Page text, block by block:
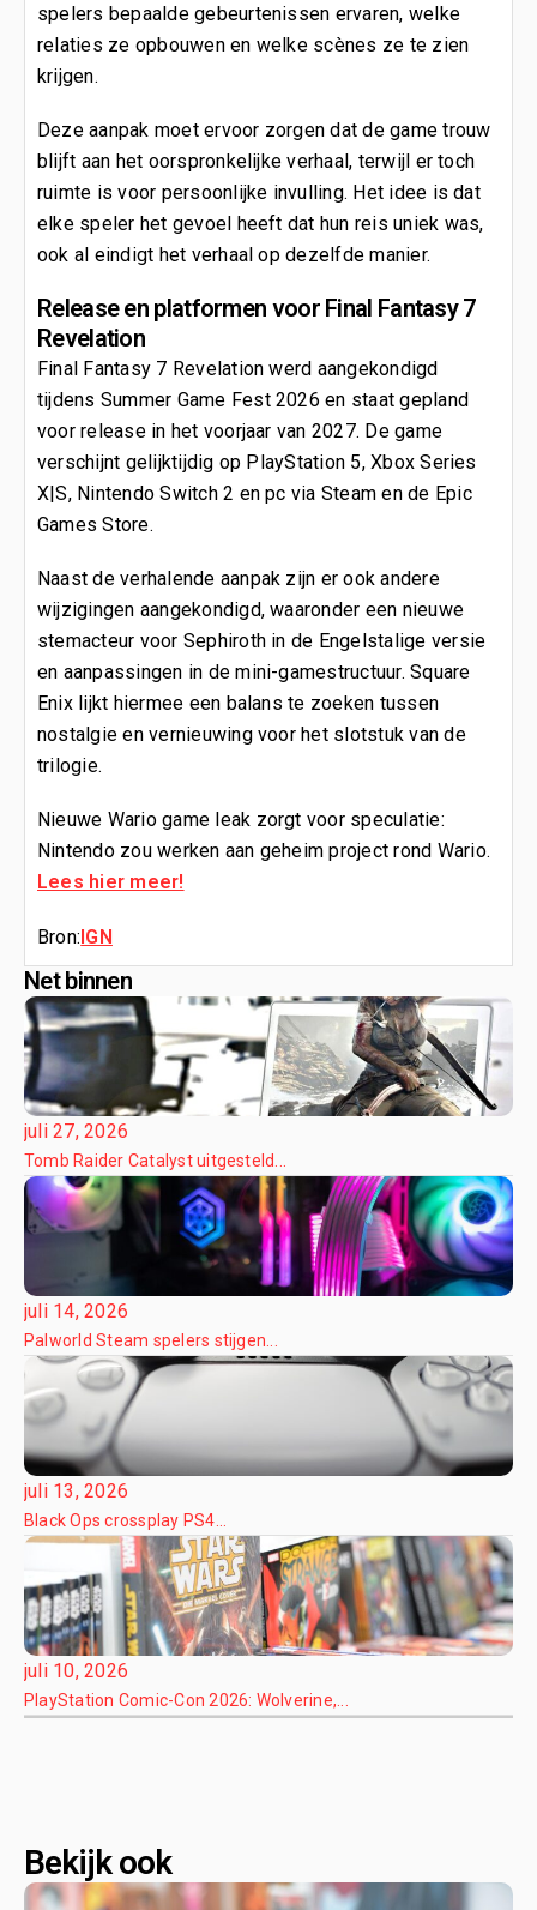
spelers bepaalde gebeurtenissen ervaren, welke
relaties ze opbouwen en welke scènes ze te zien
krijgen.
Deze aanpak moet ervoor zorgen dat de game trouw
blijft aan het oorspronkelijke verhaal, terwijl er toch
ruimte is voor persoonlijke invulling. Het idee is dat
elke speler het gevoel heeft dat hun reis uniek was,
ook al eindigt het verhaal op dezelfde manier.
Release en platformen voor Final Fantasy 7
Revelation
Final Fantasy 7 Revelation werd aangekondigd
tijdens Summer Game Fest 2026 en staat gepland
voor release in het voorjaar van 2027. De game
verschijnt gelijktijdig op PlayStation 5, Xbox Series
X|S, Nintendo Switch 2 en pc via Steam en de Epic
Games Store.
Naast de verhalende aanpak zijn er ook andere
wijzigingen aangekondigd, waaronder een nieuwe
stemacteur voor Sephiroth in de Engelstalige versie
en aanpassingen in de mini-gamestructuur. Square
Enix lijkt hiermee een balans te zoeken tussen
nostalgie en vernieuwing voor het slotstuk van de
trilogie.
Nieuwe Wario game leak zorgt voor speculatie:
Nintendo zou werken aan geheim project rond Wario.
Lees hier meer!
Bron:IGN
Net binnen
juli 27, 2026
Tomb Raider Catalyst uitgesteld...
juli 14, 2026
Palworld Steam spelers stijgen...
juli 13, 2026
Black Ops crossplay PS4...
juli 10, 2026
PlayStation Comic-Con 2026: Wolverine,...
Bekijk ook